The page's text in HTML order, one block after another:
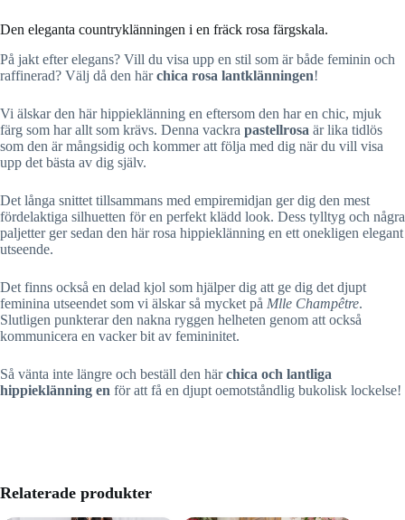
Den eleganta countryklänningen i en fräck rosa färgskala.
På jakt efter elegans? Vill du visa upp en stil som är både feminin och
raffinerad? Välj då den härchica rosa lantklänningen!
Vi älskar den här hippieklänning en eftersom den har en chic, mjuk
färg som har allt som krävs. Denna vackra pastellrosa är lika tidlös
som den är mångsidig och kommer att följa med dig när du vill visa
upp det bästa av dig själv.
Det långa snittet tillsammans med empiremidjan ger dig den mest
fördelaktiga silhuetten för en perfekt klädd look. Dess tylltyg och några
paljetter ger sedan den här rosa hippieklänning en ett onekligen elegant
utseende.
Det finns också en delad kjol som hjälper dig att ge dig det djupt
feminina utseendet som vi älskar så mycket på Mlle Champêtre.
Slutligen punkterar den nakna ryggen helheten genom att också
kommunicera en vacker bit av femininitet.
Så vänta inte längre och beställ den härchica och lantliga
hippieklänning en för att få en djupt oemotståndlig bukolisk lockelse!
Relaterade produkter